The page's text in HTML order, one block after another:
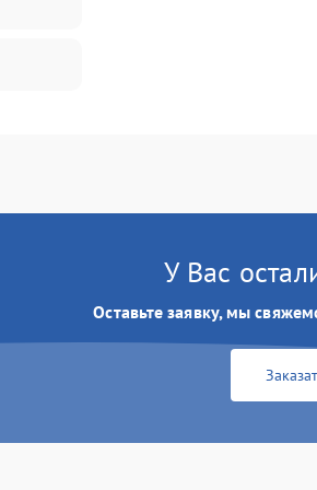
У Вас
Оставьте заявку, мы